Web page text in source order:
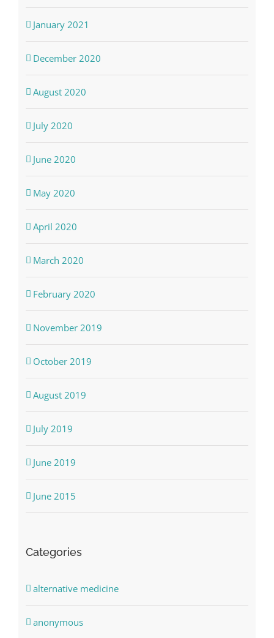
January 2021
December 2020
August 2020
July 2020
June 2020
May 2020
April 2020
March 2020
February 2020
November 2019
October 2019
August 2019
July 2019
June 2019
June 2015
Categories
alternative medicine
anonymous